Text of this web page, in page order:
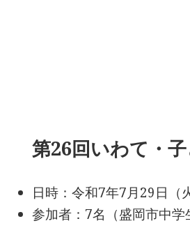
第26回いわて・
日時：令和7年7月29日
参加者：7名（盛岡市中学